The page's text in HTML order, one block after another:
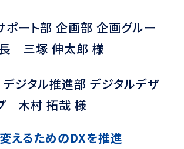
ポート部 企画部 企画グルー
三塚 伸太郎 様
ジタル推進部 デジタルデザ
木村 拓哉 様
えるためのDXを推進